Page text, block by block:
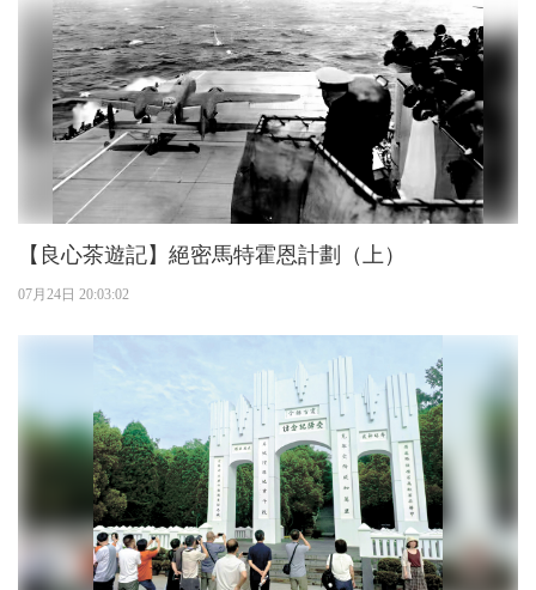
【良心茶遊記】絕密馬特霍恩計劃（上）
07月24日 20:03:02